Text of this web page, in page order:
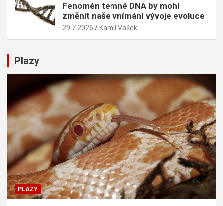
Fenomén temné DNA by mohl
změnit naše vnímání vývoje evoluce
29.7.2026 Kamil Vašek
Plazy
PLAZY